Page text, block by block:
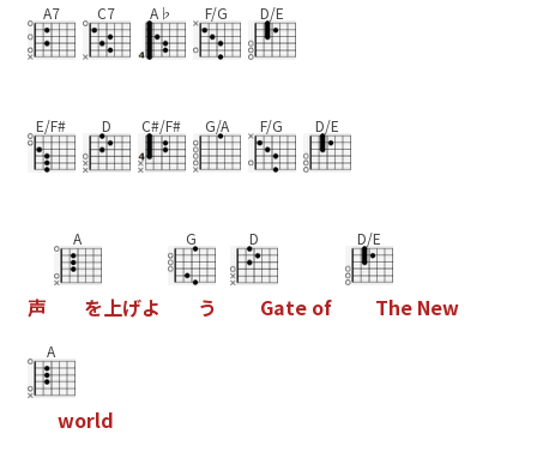
A7 C7 A♭ F/G D/E
E/F# D C#/F# G/A F/G D/E
声
A
を上げよ
G
う
D
Gate of
D/E
The New
A
world